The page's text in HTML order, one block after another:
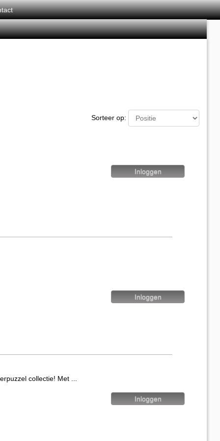
Sorteer op:
collectie! Met ...